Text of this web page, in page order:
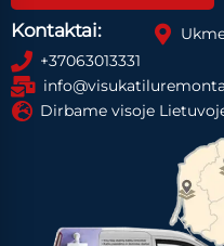
Kontaktai:
+37063013331
Dirbame visoje